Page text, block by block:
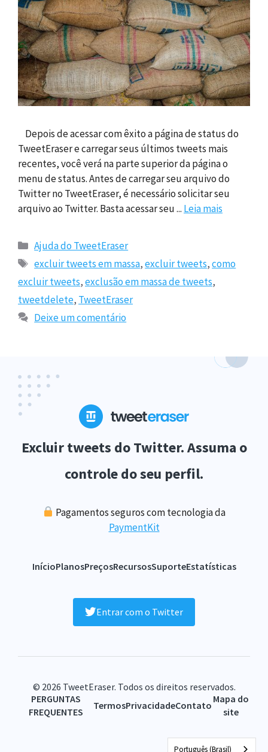
Depois de acessar com êxito a página de status do
TweetEraser e carregar seus últimos tweets mais
recentes, você verá na parte superior da página o
menu de status. Antes de carregar seu arquivo do
Twitter no TweetEraser, é necessário solicitar seu
arquivo ao Twitter. Basta acessar seu ... Leia mais
Categorias
Ajuda do TweetEraser
Tags
excluir tweets em massa,excluir tweets,como
excluir tweets,exclusão em massa de tweets,
tweetdelete, TweetEraser
Deixe um comentário
Excluir tweets do Twitter. Assuma o
controle do seu perfil.
Pagamentos seguros com tecnologia da
PaymentKit
InícioPlanosPreçosRecursosSuporteEstatísticas
Entrar com o Twitter
© 2026 TweetEraser. Todos os direitos reservados.
PERGUNTAS
FREQUENTES
TermosPrivacidadeContato
Mapa do
site
Português (Brasil)